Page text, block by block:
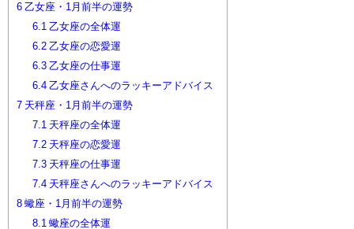
6 乙女座・1月前半の運勢
6.1 乙女座の全体運
6.2乙女座の恋愛運
6.3乙女座の仕事運
6.4乙女座さんへのラッキーアドバイス
7 天秤座・1月前半の運勢
7.1 天秤座の全体運
7.2天秤座の恋愛運
7.3天秤座の仕事運
7.4天秤座さんへのラッキーアドバイス
8 蠍座・1月前半の運勢
8.1 蠍座の全体運